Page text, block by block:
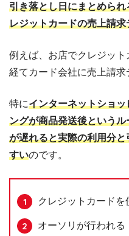
引き落とし日にまとめら
レジットカードの売上請求
例えば、お店でクレジッ
経てカード会社に売上請求
特にインターネットショ
ングが商品発送後という
が遅れると実際の利用分
すいのです。
クレジットカードを
オーソリが行われる